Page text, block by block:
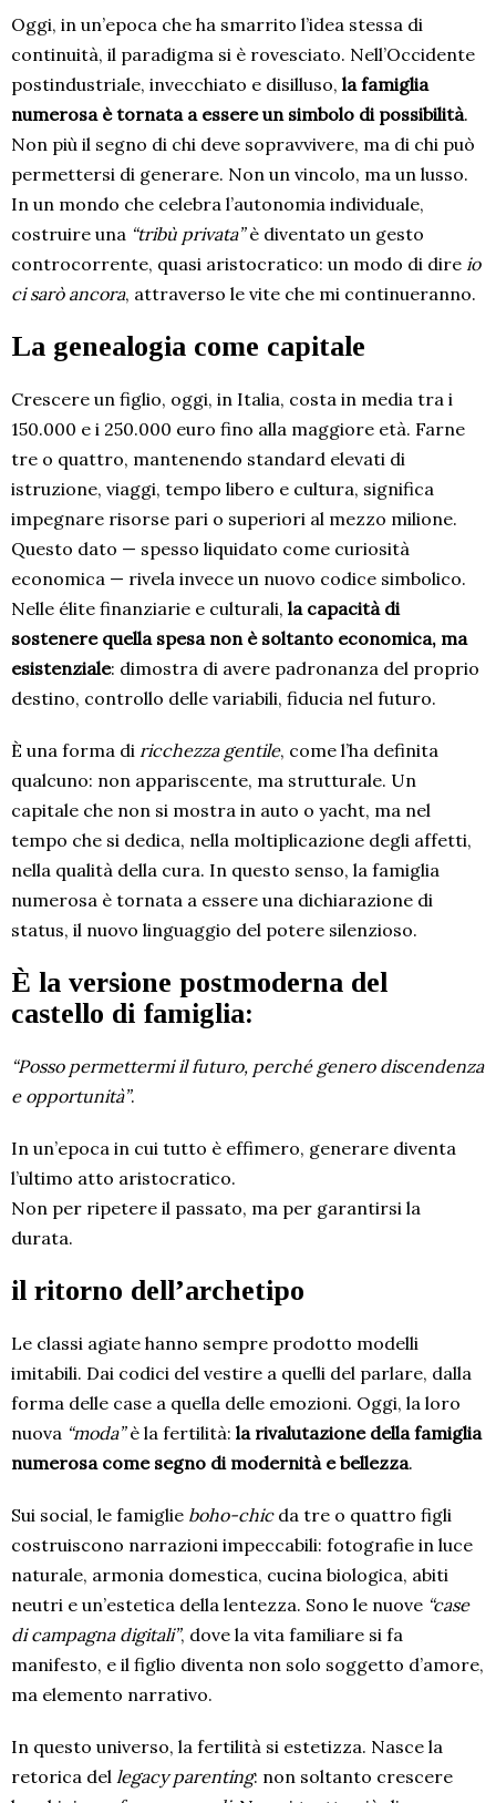
Oggi, in un’epoca che ha smarrito l’idea stessa di
continuità, il paradigma si è rovesciato. Nell’Occidente
postindustriale, invecchiato e disilluso, la famiglia
numerosa è tornata a essere un simbolo di possibilità.
Non più il segno di chi deve sopravvivere, ma di chi può
permettersi di generare. Non un vincolo, ma un lusso.
In un mondo che celebra l’autonomia individuale,
costruire una “tribù privata”è diventato un gesto
controcorrente, quasi aristocratico: un modo di dire io
ci sarò ancora, attraverso le vite che mi continueranno.
La genealogia come capitale
Crescere un figlio, oggi, in Italia, costa in media tra i
150.000 e i 250.000 euro fino alla maggiore età. Farne
tre o quattro, mantenendo standard elevati di
istruzione, viaggi, tempo libero e cultura, significa
impegnare risorse pari o superiori al mezzo milione.
Questo dato — spesso liquidato come curiosità
economica — rivela invece un nuovo codice simbolico.
Nelle élite finanziarie e culturali, la capacità di
sostenere quella spesa non è soltanto economica, ma
esistenziale: dimostra di avere padronanza del proprio
destino, controllo delle variabili, fiducia nel futuro.
È una forma di ricchezza gentile, come l’ha definita
qualcuno: non appariscente, ma strutturale. Un
capitale che non si mostra in auto o yacht, ma nel
tempo che si dedica, nella moltiplicazione degli affetti,
nella qualità della cura. In questo senso, la famiglia
numerosa è tornata a essere una dichiarazione di
status, il nuovo linguaggio del potere silenzioso.
È la versione postmoderna del
castello di famiglia:
“Posso permettermi il futuro, perché genero discendenza
e opportunità”.
In un’epoca in cui tutto è effimero, generare diventa
l’ultimo atto aristocratico.
Non per ripetere il passato, ma per garantirsi la
durata.
il ritorno dell’archetipo
Le classi agiate hanno sempre prodotto modelli
imitabili. Dai codici del vestire a quelli del parlare, dalla
forma delle case a quella delle emozioni. Oggi, la loro
nuova “moda”è la fertilità: la rivalutazione della famiglia
numerosa come segno di modernità e bellezza.
Sui social, le famiglie boho-chicda tre o quattro figli
costruiscono narrazioni impeccabili: fotografie in luce
naturale, armonia domestica, cucina biologica, abiti
neutri e un’estetica della lentezza. Sono le nuove “case
di campagna digitali”, dove la vita familiare si fa
manifesto, e il figlio diventa non solo soggetto d’amore,
ma elemento narrativo.
In questo universo, la fertilità si estetizza. Nasce la
retorica del legacy parenting: non soltanto crescere